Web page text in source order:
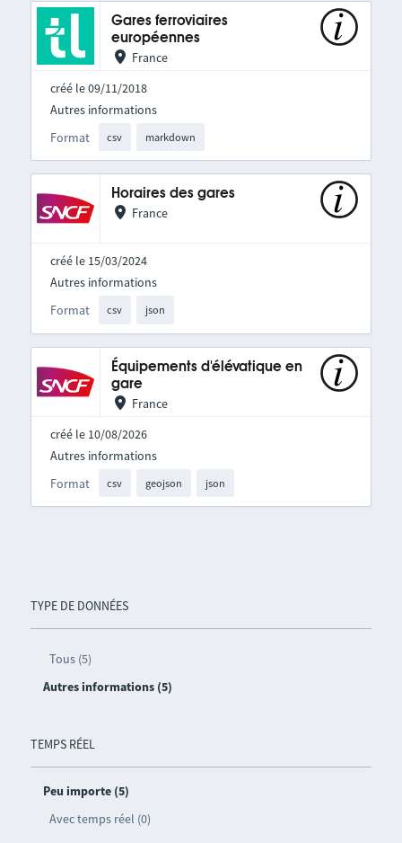
TYPE DE DONNÉES
Tous (5)
Autres informations (5)
TEMPS RÉEL
Peu importe (5)
Avec temps réel (0)
Gares ferroviaires
européennes
France
créé le 09/11/2018
Format csv markdown
Autres informations
Horaires des gares
France
créé le 15/03/2024
Format csv json
Autres informations
Équipements d'élévatique en
gare
France
créé le 10/08/2026
Format csv geojson json
Autres informations